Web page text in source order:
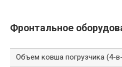
Фронтальное
Объем ковша погрузчика (4-